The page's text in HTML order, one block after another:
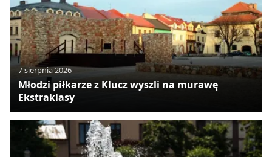
7 sierpnia 2026
Młodzi piłkarze z Klucz wyszli na murawę
Ekstraklasy